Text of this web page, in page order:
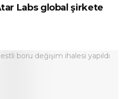
Labs global şirkete